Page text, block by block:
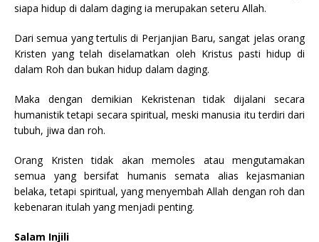
siapa hidup di dalam daging ia merupakan seteru Allah.
Dari semua yang tertulis di Perjanjian Baru, sangat jelas orang
Kristen yang telah diselamatkan oleh Kristus pasti hidup di
dalam Roh dan bukan hidup dalam daging.
Maka dengan demikian Kekristenan tidak dijalani secara
humanistik tetapi secara spiritual, meski manusia itu terdiri dari
tubuh, jiwa dan roh.
Orang Kristen tidak akan memoles atau mengutamakan
semua yang bersifat humanis semata alias kejasmanian
belaka, tetapi spiritual, yang menyembah Allah dengan roh dan
kebenaran itulah yang menjadi penting.
Salam Injili